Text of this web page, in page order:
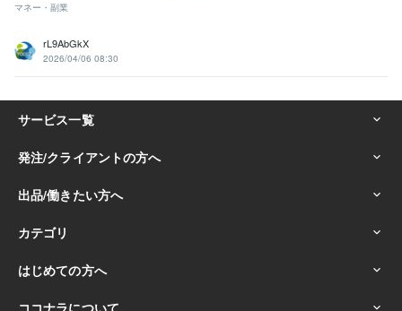
マネー・副業
rL9AbGkX
2026/04/06 08:30